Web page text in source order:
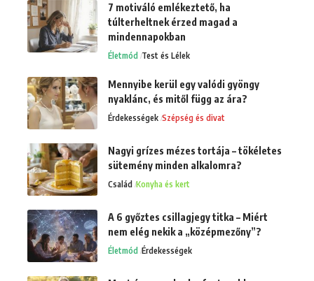
7 motiváló emlékeztető, ha
túlterheltnek érzed magad a
mindennapokban
Életmód Test és Lélek
Mennyibe kerül egy valódi gyöngy
nyaklánc, és mitől függ az ára?
Érdekességek Szépség és divat
Nagyi grízes mézes tortája – tökéletes
sütemény minden alkalomra?
Család Konyha és kert
A 6 győztes csillagjegy titka – Miért
nem elég nekik a „középmezőny”?
Életmód Érdekességek